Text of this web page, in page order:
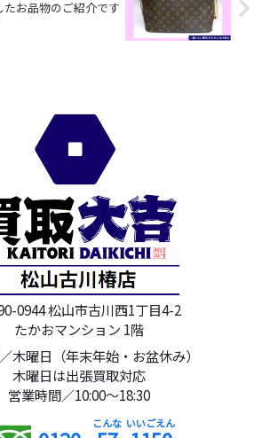
たお品物のご紹介です
0944 松山市古川西1丁目4-2
たかおマンション 1階
木曜日（年末年始・お盆休み）
木曜日は出張買取対応
営業時間／10:00～18:30